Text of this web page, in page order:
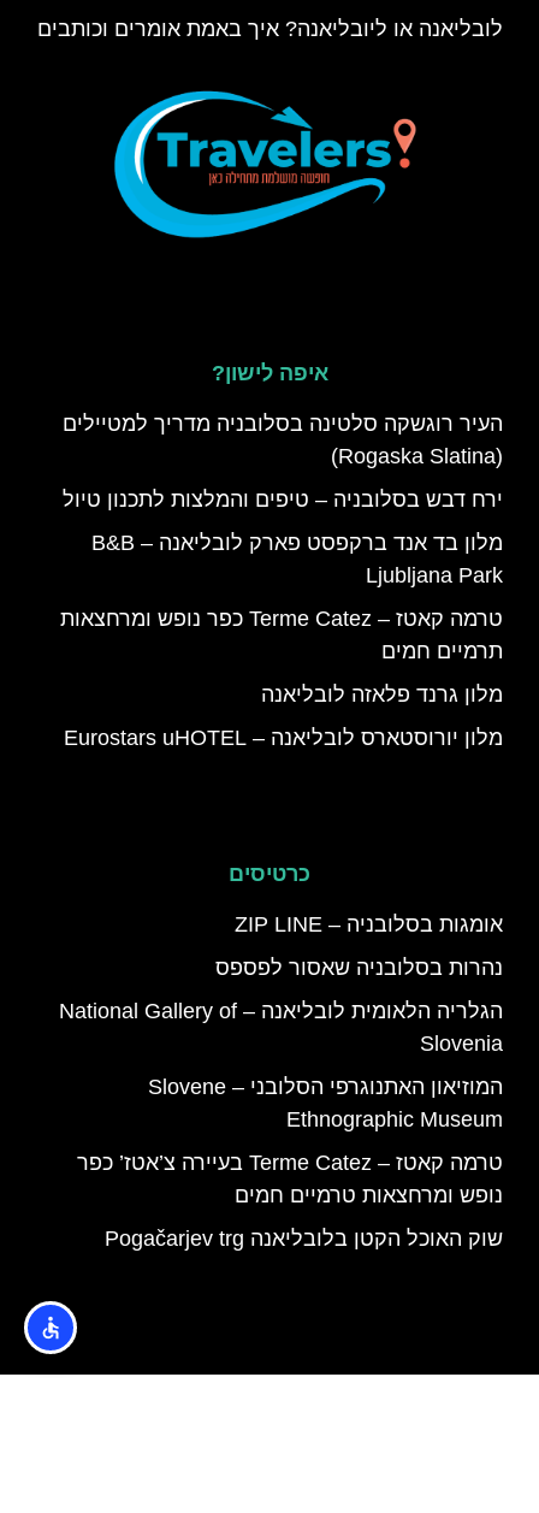
לובליאנה או ליובליאנה? איך באמת אומרים וכותבים
איפה לישון?
העיר רוגשקה סלטינה בסלובניה מדריך למטיילים
(Rogaska Slatina)
ירח דבש בסלובניה – טיפים והמלצות לתכנון טיול
מלון בד אנד ברקפסט פארק לובליאנה – B&B
Ljubljana Park
טרמה קאטז – Terme Catez כפר נופש ומרחצאות
תרמיים חמים
מלון גרנד פלאזה לובליאנה
מלון יורוסטארס לובליאנה – Eurostars uHOTEL
כרטיסים
אומגות בסלובניה – ZIP LINE
נהרות בסלובניה שאסור לפספס
הגלריה הלאומית לובליאנה – National Gallery of
Slovenia
המוזיאון האתנוגרפי הסלובני – Slovene
Ethnographic Museum
טרמה קאטז – Terme Catez בעיירה צ’אטז’ כפר
נופש ומרחצאות טרמיים חמים
שוק האוכל הקטן בלובליאנה Pogačarjev trg